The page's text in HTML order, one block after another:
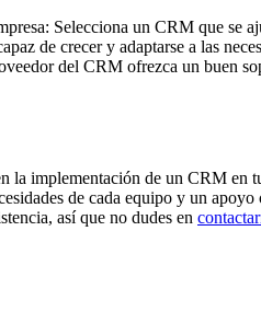
Selecciona un CRM que se
de crecer y adaptarse a las
del CRM ofrezca un buen
la implementación de un CRM
de cada equipo y un
así que no dudes en